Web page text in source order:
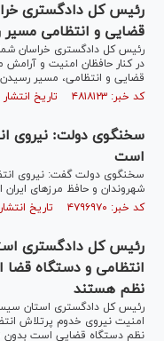
رئیس کل دادگستری
قضایی و انتظامی
رئیس کل دادگستری خراسان
در کنار حافظان امنیت و
قضایی و انتظامی، مسیر
کد خبر: ۴۸۱۸۱۲۳ تاریخ انتشار : ۱۴۰۳/۱۱/۱۵
سخنگوی دولت: نیروی
است
سخنگوی دولت گفت: نیروی
شهروندان و حافظ مرز‌های
کد خبر: ۴۷۹۶۹۷۰ تاریخ انتشار : ۱۴۰۳/۰۷/۱۵
رئیس کل دادگستری
انتظامی و دستگاه قضا
نظم هستند
رئیس کل دادگستری استان
امنیت نیروی خدوم پرتلاش
نظم دستگاه قضایی است بدون